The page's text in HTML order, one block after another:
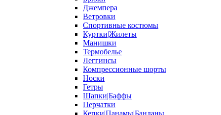
Джемпера
Ветровки
Спортивные костюмы
Куртки|Жилеты
Манишки
Термобелье
Леггинсы
Компрессионные шорты
Носки
Гетры
Шапки|Баффы
Перчатки
Кепки|Панамы|Банданы